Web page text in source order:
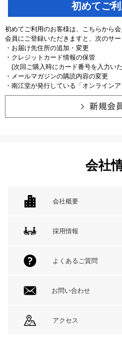
初めてご
初めてご利用のお客様は、こちらから会
会員にご登録いただきますと、次のサー
・お届け先住所の追加・変更
・クレジットカード情報の保管
(次回ご購入時にカード番号を入力い
・メールマガジンの購読内容の変更
・南江堂が発行している「オンライン
会社
会社概要
採用情報
よくあるご質問
お問い合わせ
アクセス